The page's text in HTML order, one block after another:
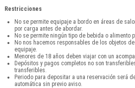
Restricciones
No se permite equipaje a bordo en áreas de
por carga antes de abordar.
No se permite ningún tipo de bebida o alimento
No nos hacemos responsables de los objetos
equipaje.
Menores de 18 años deben viajar con un
Depósitos y pagos completos no son
transferibles.
Periodo para depositar a una reservación será
automática sin previo aviso.